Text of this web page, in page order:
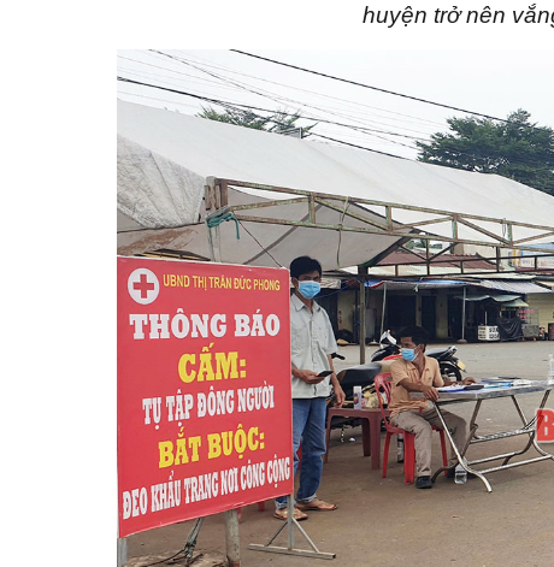
huyện trở nên